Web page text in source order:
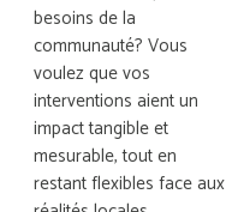
besoins de la
communauté? Vous
voulez que vos
interventions aient un
impact tangible et
mesurable, tout en
restant flexibles face aux